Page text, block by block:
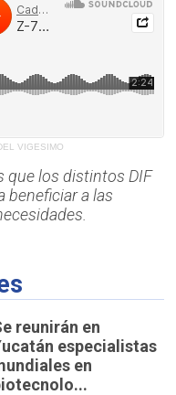
VIGESIMO
que los distintos DIF
beneficiar a las
reunirán en
especialistas
en